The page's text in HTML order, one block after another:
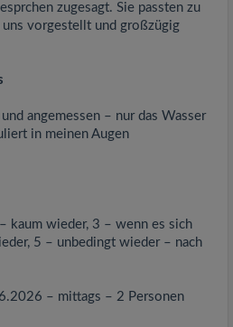
zugesagt. Sie passten zu
vorgestellt und großzügig
angemessen – nur das Wasser
in meinen Augen
kaum wieder, 3 – wenn es sich
5 – unbedingt wieder – nach
– mittags – 2 Personen